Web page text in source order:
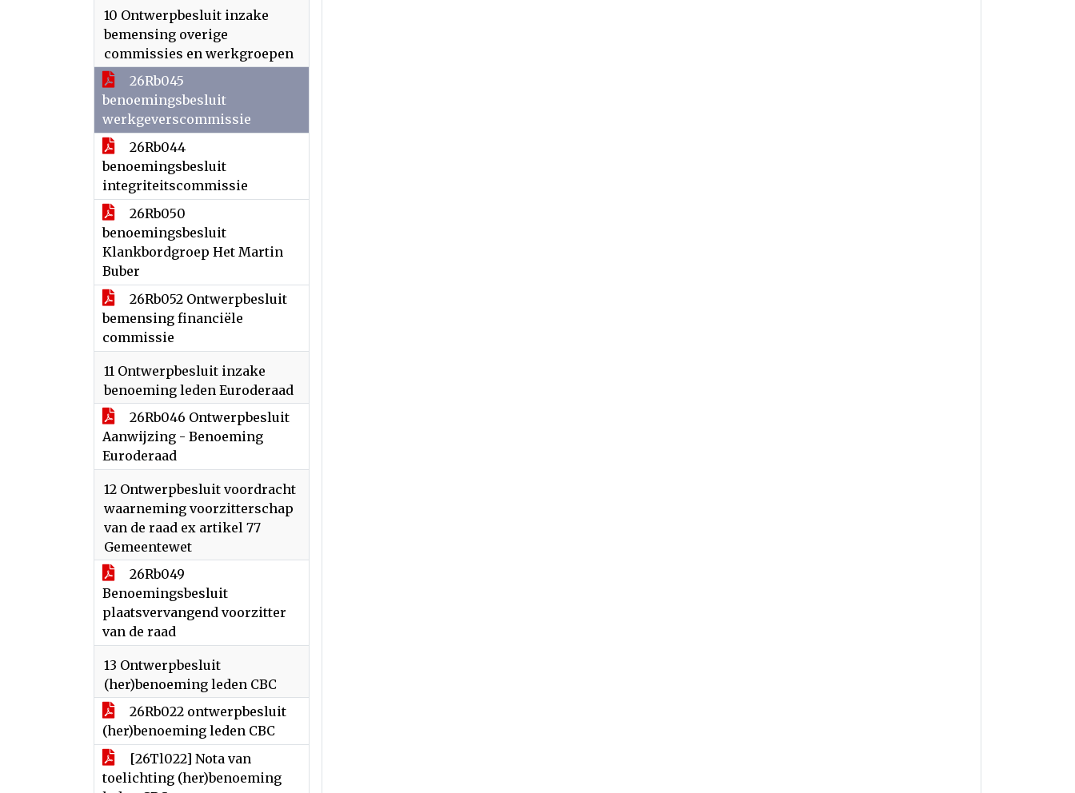
10 Ontwerpbesluit inzake
bemensing overige
commissies en werkgroepen
26Rb045
benoemingsbesluit
werkgeverscommissie
26Rb044
benoemingsbesluit
integriteitscommissie
26Rb050
benoemingsbesluit
Klankbordgroep Het Martin
Buber
26Rb052 Ontwerpbesluit
bemensing financiële
commissie
11 Ontwerpbesluit inzake
benoeming leden Euroderaad
26Rb046 Ontwerpbesluit
Aanwijzing - Benoeming
Euroderaad
12 Ontwerpbesluit voordracht
waarneming voorzitterschap
van de raad ex artikel 77
Gemeentewet
26Rb049
Benoemingsbesluit
plaatsvervangend voorzitter
van de raad
13 Ontwerpbesluit
(her)benoeming leden CBC
26Rb022 ontwerpbesluit
(her)benoeming leden CBC
[26Tl022] Nota van
toelichting (her)benoeming